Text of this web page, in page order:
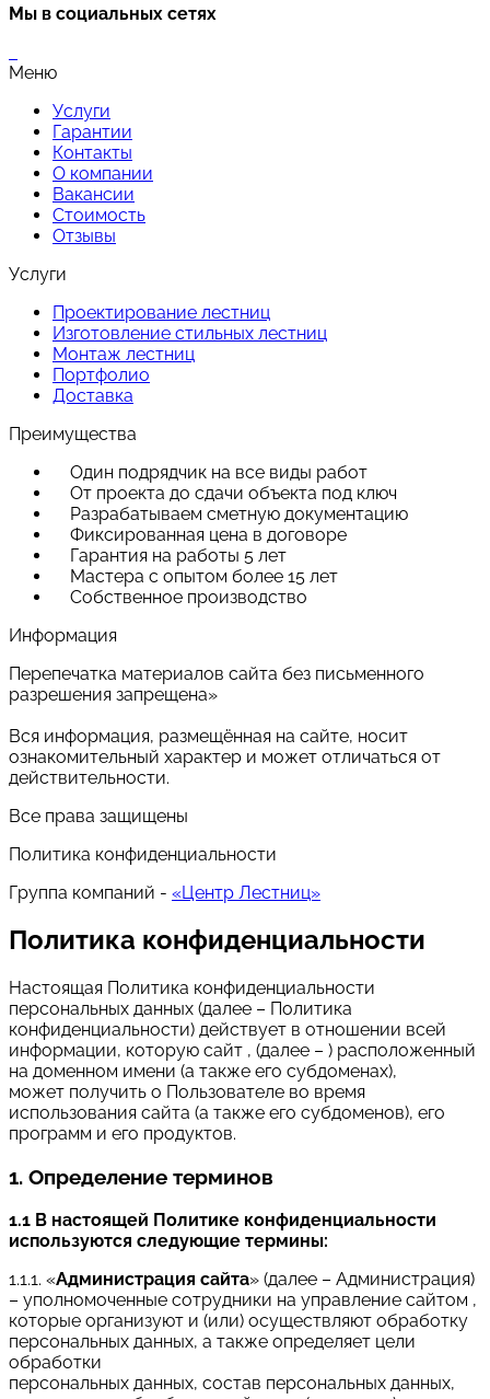
Мы в социальных сетях
Меню
Услуги
Гарантии
Контакты
О компании
Вакансии
Стоимость
Отзывы
Услуги
Проектирование лестниц
Изготовление стильных лестниц
Монтаж лестниц
Портфолио
Доставка
Преимущества
Один подрядчик на все виды работ
От проекта до сдачи объекта под ключ
Разрабатываем сметную документацию
Фиксированная цена в договоре
Гарантия на работы 5 лет
Мастера с опытом более 15 лет
Собственное производство
Информация
Перепечатка материалов сайта без письменного
разрешения запрещена»
Вся информация, размещённая на сайте, носит
ознакомительный характер и может отличаться от
действительности.
Все права защищены
Политика конфиденциальности
Группа компаний - «Центр Лестниц»
Политика конфиденциальности
Настоящая Политика конфиденциальности
персональных данных (далее – Политика
конфиденциальности) действует в отношении всей
информации, которую сайт , (далее – ) расположенный
на доменном имени (а также его субдоменах),
может получить о Пользователе во время
использования сайта (а также его субдоменов), его
программ и его продуктов.
1. Определение терминов
1.1 В настоящей Политике конфиденциальности
используются следующие термины:
1.1.1. «Администрация сайта» (далее – Администрация)
– уполномоченные сотрудники на управление сайтом ,
которые организуют и (или) осуществляют обработку
персональных данных, а также определяет цели
обработки
персональных данных, состав персональных данных,